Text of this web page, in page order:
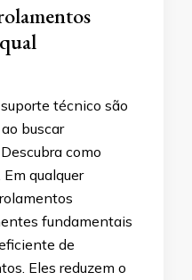
técnico são
buscar
como
qualquer
fundamentais
de
Eles reduzem o